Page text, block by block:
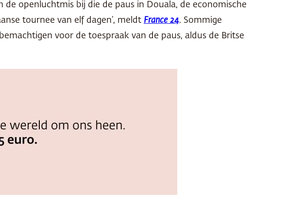
openluchtmis bij die de paus in Douala, de economische
tournee van elf dagen’, meldt France 24. Sommige
voor de toespraak van de paus, aldus de Britse